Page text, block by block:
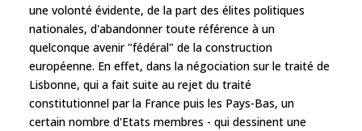
une volonté évidente, de la part des élites politiques
nationales, d'abandonner toute référence à un
quelconque avenir "fédéral" de la construction
européenne. En effet, dans la négociation sur le traité de
Lisbonne, qui a fait suite au rejet du traité
constitutionnel par la France puis les Pays-Bas, un
certain nombre d'Etats membres - qui dessinent une